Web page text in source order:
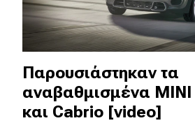
Παρουσιάστηκαν τα
αναβαθμισμένα
και Cabrio [video]